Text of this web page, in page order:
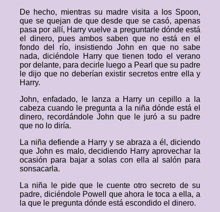
De hecho, mientras su madre visita a los Spoon,
que se quejan de que desde que se casó, apenas
pasa por allí, Harry vuelve a preguntarle dónde está
el dinero, pues ambos saben que no está en el
fondo del río, insistiendo John en que no sabe
nada, diciéndole Harry que tienen todo el verano
por delante, para decirle luego a Pearl que su padre
le dijo que no deberían existir secretos entre ella y
Harry.
John, enfadado, le lanza a Harry un cepillo a la
cabeza cuando le pregunta a la niña dónde está el
dinero, recordándole John que le juró a su padre
que no lo diría.
La niña defiende a Harry y se abraza a él, diciendo
que John es malo, decidiendo Harry aprovechar la
ocasión para bajar a solas con ella al salón para
sonsacarla.
La niña le pide que le cuente otro secreto de su
padre, diciéndole Powell que ahora le toca a ella, a
la que le pregunta dónde está escondido el dinero.